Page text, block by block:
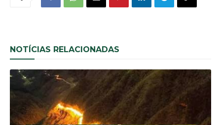
NOTÍCIAS RELACIONADAS